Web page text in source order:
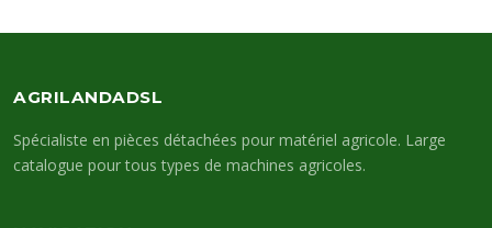
AGRILANDADSL
Spécialiste en pièces détachées pour matériel agricole. Large
catalogue pour tous types de machines agricoles.